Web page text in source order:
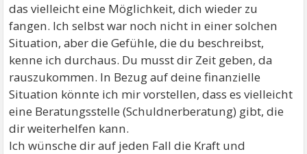
das vielleicht eine Möglichkeit, dich wieder zu
fangen. Ich selbst war noch nicht in einer solchen
Situation, aber die Gefühle, die du beschreibst,
kenne ich durchaus. Du musst dir Zeit geben, da
rauszukommen. In Bezug auf deine finanzielle
Situation könnte ich mir vorstellen, dass es vielleicht
eine Beratungsstelle (Schuldnerberatung) gibt, die
dir weiterhelfen kann.
Ich wünsche dir auf jeden Fall die Kraft und